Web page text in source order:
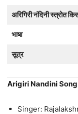
अरिगिरी नंदिनी स्त्रोत
भाषा
सूत्र
Arigiri Nandini
Singer: